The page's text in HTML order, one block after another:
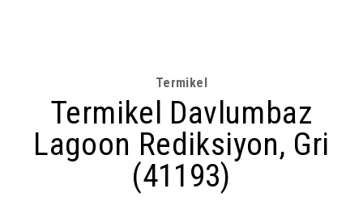
Termikel
Termikel Davlumbaz
Lagoon Rediksiyon, Gri
(41193)